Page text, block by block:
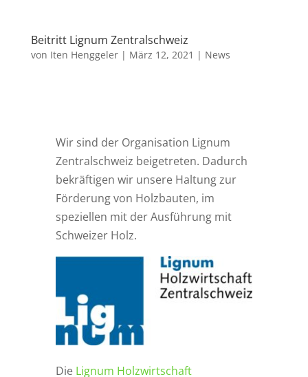
Beitritt Lignum Zentralschweiz
von Iten Henggeler| März 12, 2021 | News
Wir sind der Organisation Lignum
Zentralschweiz beigetreten. Dadurch
bekräftigen wir unsere Haltung zur
Förderung von Holzbauten, im
speziellen mit der Ausführung mit
Schweizer Holz.
Die Lignum Holzwirtschaft